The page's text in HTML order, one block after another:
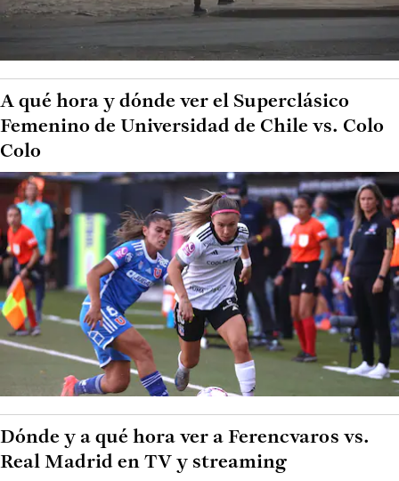
A qué hora y dónde ver el Superclásico
Femenino de Universidad de Chile vs. Colo
Colo
Dónde y a qué hora ver a Ferencvaros vs.
Real Madrid en TV y streaming